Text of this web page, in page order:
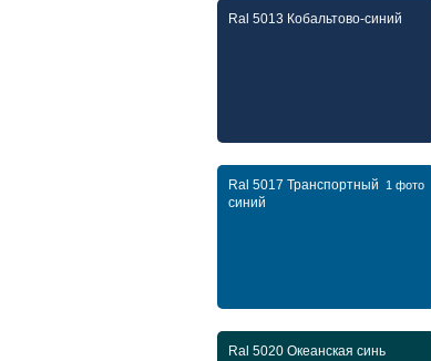
Ral 5013 Кобальтово-синий
Ral 5017 Транспортный
синий
1 фото
Ral 5020 Океанская синь